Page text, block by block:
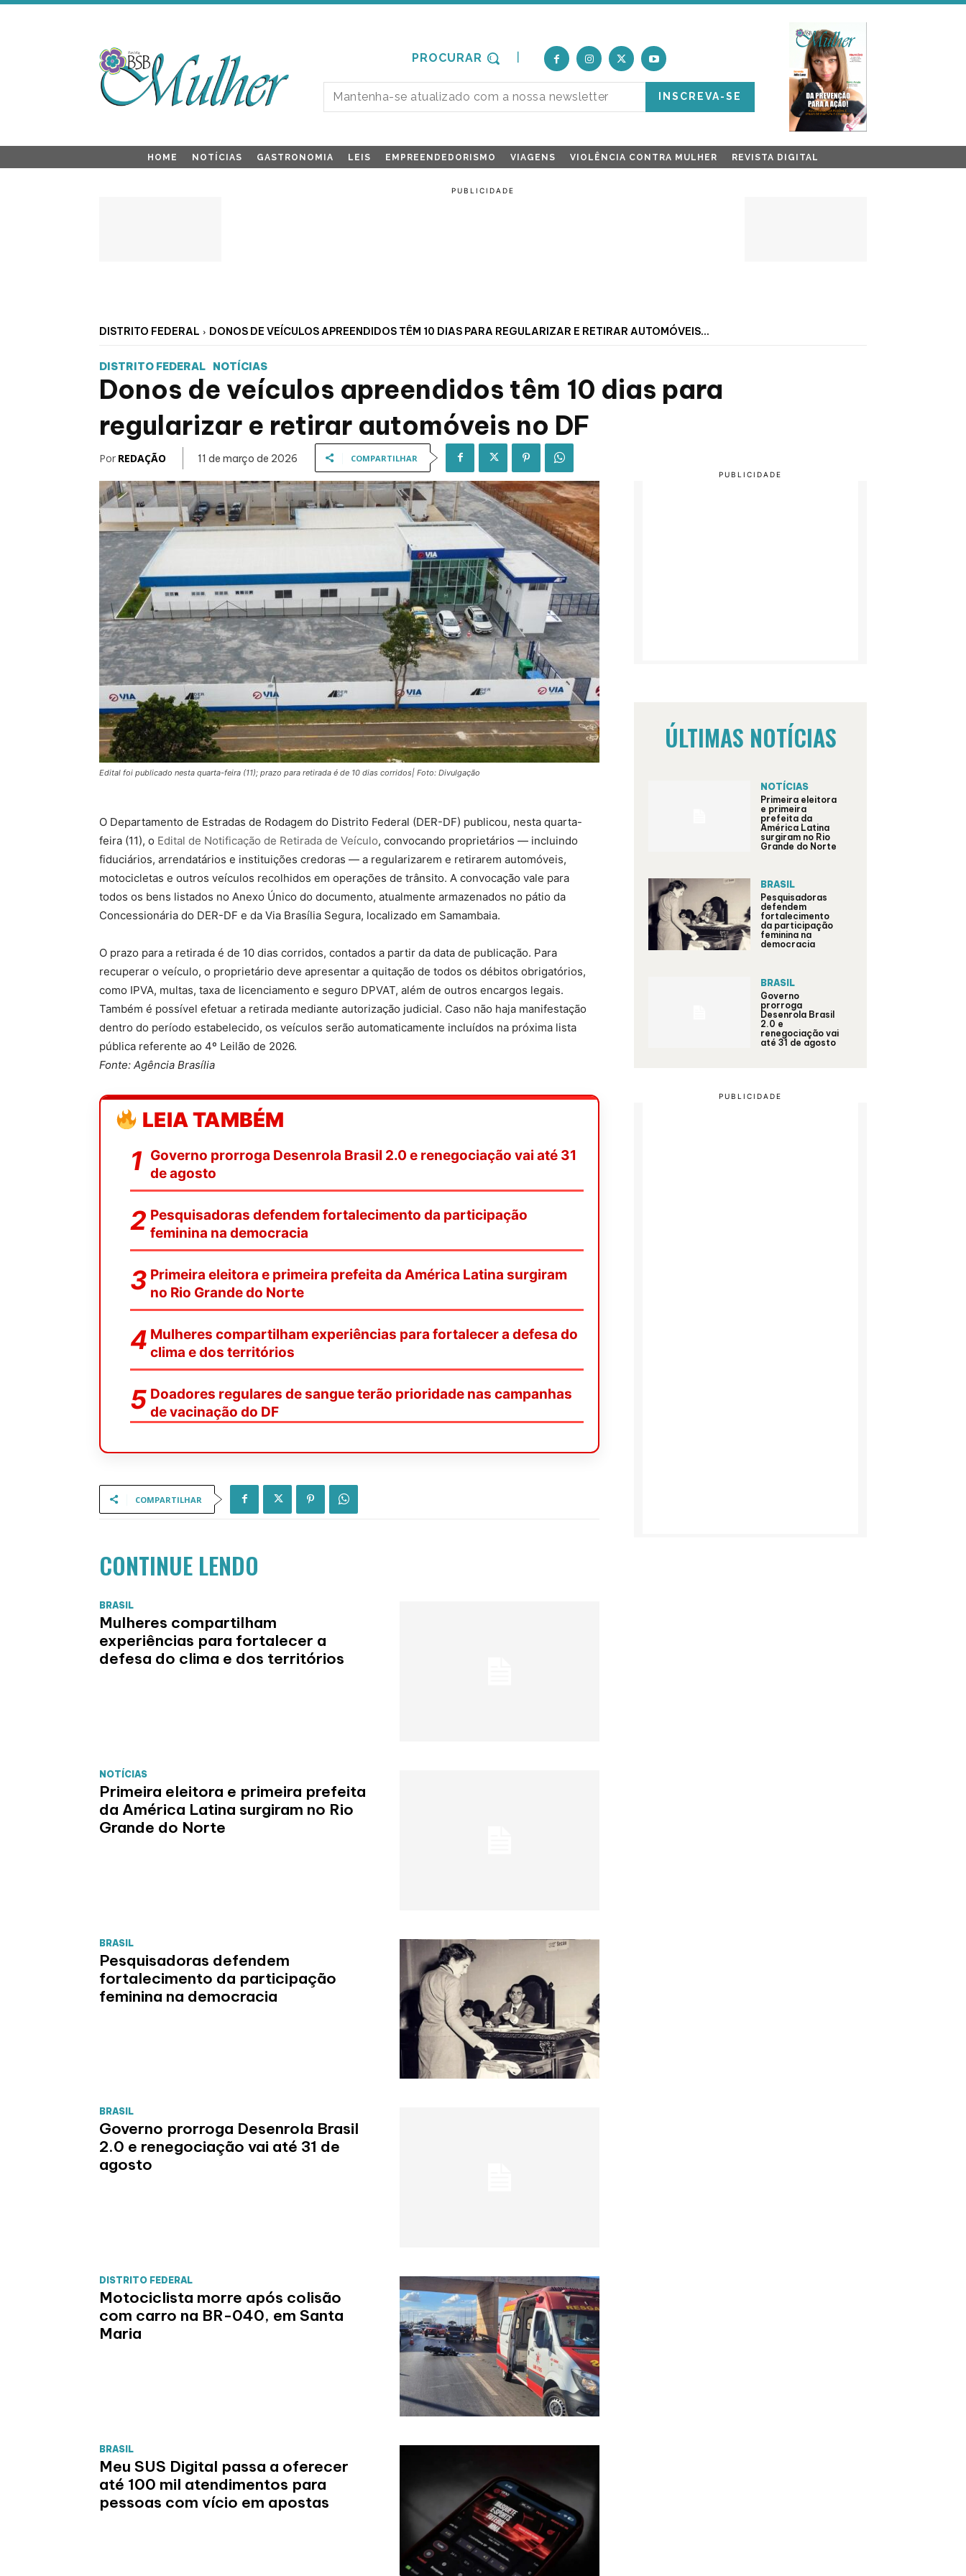
PROCURAR
INSCREVA-SE
HOME NOTÍCIAS GASTRONOMIA LEIS EMPREENDEDORISMO VIAGENS VIOLÊNCIA CONTRA MULHER REVISTA DIGITAL
DISTRITO FEDERAL DONOS DE VEÍCULOS APREENDIDOS TÊM 10 DIAS PARA REGULARIZAR E RETIRAR AUTOMÓVEIS...
DISTRITO FEDERAL NOTÍCIAS
Donos de veículos apreendidos têm 10 dias para
regularizar e retirar automóveis no DF
Por REDAÇÃO 11 de março de 2026 COMPARTILHAR
Edital foi publicado nesta quarta-feira (11); prazo para retirada é de 10 dias corridos| Foto: Divulgação
O Departamento de Estradas de Rodagem do Distrito Federal (DER-DF) publicou, nesta quarta-
feira (11), o Edital de Notificação de Retirada de Veículo, convocando proprietários — incluindo
fiduciários, arrendatários e instituições credoras — a regularizarem e retirarem automóveis,
motocicletas e outros veículos recolhidos em operações de trânsito. A convocação vale para
todos os bens listados no Anexo Único do documento, atualmente armazenados no pátio da
Concessionária do DER-DF e da Via Brasília Segura, localizado em Samambaia.
O prazo para a retirada é de 10 dias corridos, contados a partir da data de publicação. Para
recuperar o veículo, o proprietário deve apresentar a quitação de todos os débitos obrigatórios,
como IPVA, multas, taxa de licenciamento e seguro DPVAT, além de outros encargos legais.
Também é possível efetuar a retirada mediante autorização judicial. Caso não haja manifestação
dentro do período estabelecido, os veículos serão automaticamente incluídos na próxima lista
pública referente ao 4º Leilão de 2026.
Fonte: Agência Brasília
LEIA TAMBÉM
Governo prorroga Desenrola Brasil 2.0 e renegociação vai até 31
de agosto
Pesquisadoras defendem fortalecimento da participação
feminina na democracia
Primeira eleitora e primeira prefeita da América Latina surgiram
no Rio Grande do Norte
Mulheres compartilham experiências para fortalecer a defesa do
clima e dos territórios
Doadores regulares de sangue terão prioridade nas campanhas
de vacinação do DF
COMPARTILHAR
CONTINUE LENDO
BRASIL
Mulheres compartilham
experiências para fortalecer a
defesa do clima e dos territórios
NOTÍCIAS
Primeira eleitora e primeira prefeita
da América Latina surgiram no Rio
Grande do Norte
BRASIL
Pesquisadoras defendem
fortalecimento da participação
feminina na democracia
BRASIL
Governo prorroga Desenrola Brasil
2.0 e renegociação vai até 31 de
agosto
DISTRITO FEDERAL
Motociclista morre após colisão
com carro na BR-040, em Santa
Maria
BRASIL
Meu SUS Digital passa a oferecer
até 100 mil atendimentos para
pessoas com vício em apostas
ÚLTIMAS NOTÍCIAS
NOTÍCIAS
Primeira eleitora
e primeira
prefeita da
América Latina
surgiram no Rio
Grande do Norte
BRASIL
Pesquisadoras
defendem
fortalecimento
da participação
feminina na
democracia
BRASIL
Governo
prorroga
Desenrola Brasil
2.0 e
renegociação vai
até 31 de agosto